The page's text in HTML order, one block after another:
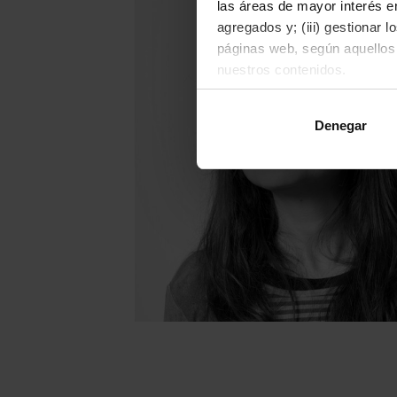
las áreas de mayor interés
agregados y; (iii) gestionar
páginas web, según
nuestros contenidos.
rechazarlas pulsando el
Para obtener más
Denegar